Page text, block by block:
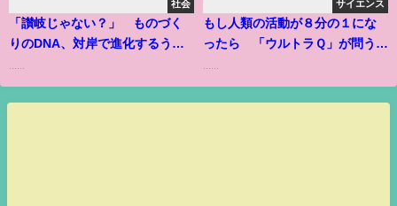
社会
「讃岐じゃない？」 ものづく
りのDNA、対岸で進化するうど
サイエンス
もし人類の活動が８分の１にな
ったら 「ウルトラＱ」が問う冬